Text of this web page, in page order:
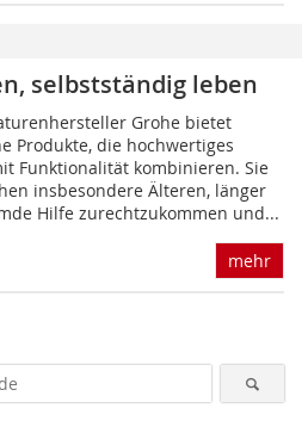
selbstständig leben
Grohe bietet
Produkte, die hochwertiges
Funktionalität kombinieren. Sie
insbesondere Älteren, länger
Hilfe zurechtzukommen und...
mehr